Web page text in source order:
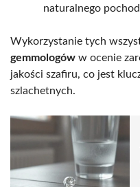
naturalnego
Wykorzystanie tych
gemmologów w ocenie
jakości szafiru, co jest
szlachetnych.